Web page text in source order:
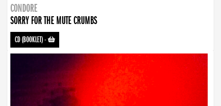
CONDORE
SORRY FOR THE MUTE CRUMBS
CD (BOOKLET)-